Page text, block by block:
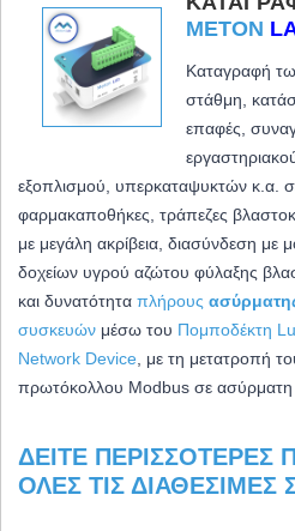
METON
Καταγραφή
στάθμη,
επαφές,
εξοπλισμού, υπερκαταψυκτών κ.α.
φαρμακαποθήκες, τράπεζες
με μεγάλη ακρίβεια, διασύνδεση με
δοχείων υγρού αζώτου φύλαξης
και δυνατότητα πλήρους
συσκευών μέσω του Πομποδέκτη
Network Device , με τη μετατροπή
πρωτόκολλου Modbus σε ασύρματη
ΔΕΊΤΕ ΠΕΡΙΣΣΌΤΕΡΕΣ
ΌΛΕΣ ΤΙΣ ΔΙΑΘΈΣΙΜΕΣ